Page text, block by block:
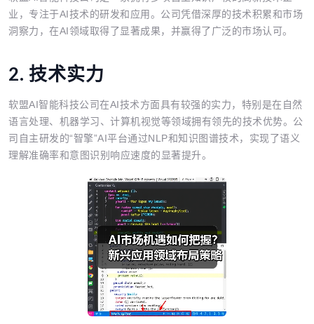
业，专注于AI技术的研发和应用。公司凭借深厚的技术积累和市场
洞察力，在AI领域取得了显著成果，并赢得了广泛的市场认可。
2. 技术实力
软盟AI智能科技公司在AI技术方面具有较强的实力，特别是在自然
语言处理、机器学习、计算机视觉等领域拥有领先的技术优势。公
司自主研发的“智擎”AI平台通过NLP和知识图谱技术，实现了语义
理解准确率和意图识别响应速度的显著提升。